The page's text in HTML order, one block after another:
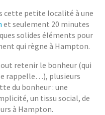
cette petite localité à une
et seulement 20 minutes
solides éléments pour
qui règne à Hampton.
retenir le bonheur (qui
rappelle…), plusieurs
du bonheur : une
un tissu social, de
à Hampton.